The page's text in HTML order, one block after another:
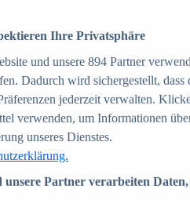
mehr als 39.000 Online-Shops
Ihre Privatsphäre
und unsere 894 Partner
Dadurch wird sichergestellt,
jederzeit verwalten.
verwenden, um Informationen
unseres Dienstes.
Partner verarbeiten